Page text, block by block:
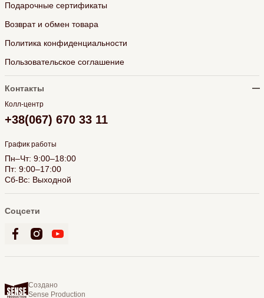
Подарочные сертификаты
Возврат и обмен товара
Политика конфиденциальности
Пользовательское соглашение
Контакты
Колл-центр
+38(067) 670 33 11
График работы
Пн–Чт: 9:00–18:00
Пт: 9:00–17:00
Сб-Вс: Выходной
Соцсети
Создано
Sense Production